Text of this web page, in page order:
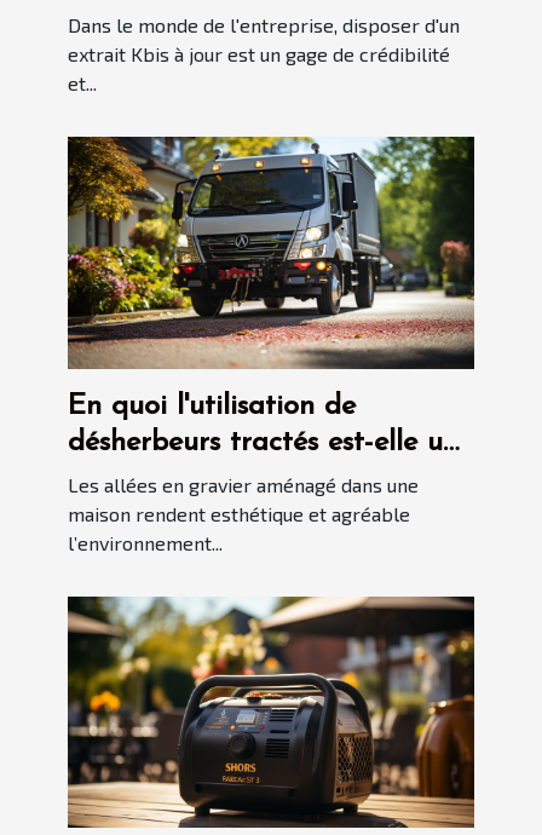
ligne
Dans le monde de l'entreprise, disposer d'un
extrait Kbis à jour est un gage de crédibilité
et...
En quoi l'utilisation de
désherbeurs tractés est-elle une
bonne idée pour garder les
allées en gravier propres ?
Les allées en gravier aménagé dans une
maison rendent esthétique et agréable
l’environnement...